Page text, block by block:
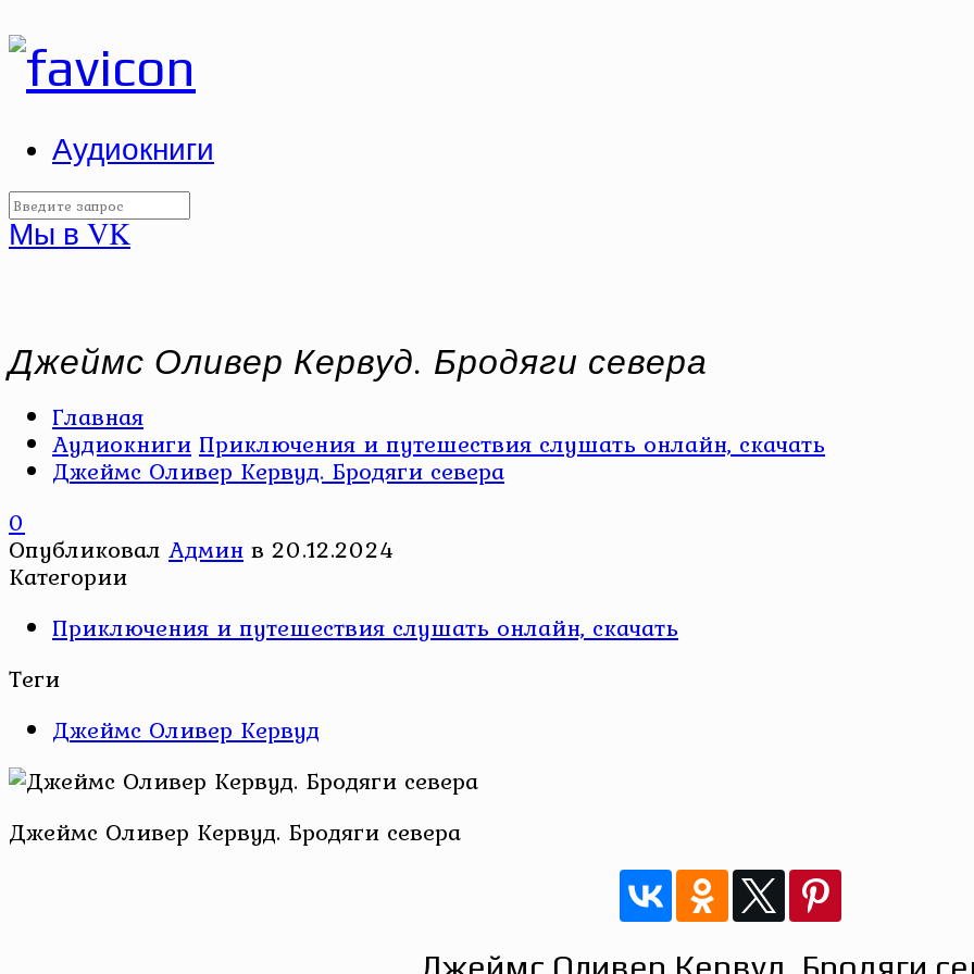
Аудиокниги
Мы в VK
Джеймс Оливер Кервуд. Бродяги севера
Главная
Аудиокниги Приключения и путешествия слушать онлайн, скачать
Джеймс Оливер Кервуд. Бродяги севера
0
Опубликовал Админ в 20.12.2024
Категории
Приключения и путешествия слушать онлайн, скачать
Теги
Джеймс Оливер Кервуд
Джеймс Оливер Кервуд. Бродяги севера